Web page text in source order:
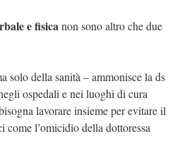
e fisicanon sono altro che due
solo della sanità – ammonisce la ds
ospedali e nei luoghi di cura
lavorare insieme per evitare il
l’omicidio della dottoressa